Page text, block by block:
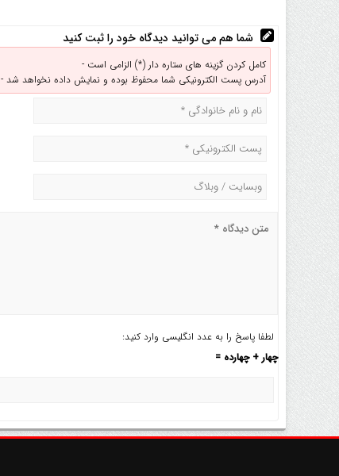
شما هم می توانید دیدگاه خود را ثبت کنید
کامل کردن گزینه های ستاره دار (*) الزامی است -
آدرس پست الکترونیکی شما محفوظ بوده و نمایش داده نخواهد شد -
لطفا پاسخ را به عدد انگلیسی وارد کنید:
چهار + چهارده =